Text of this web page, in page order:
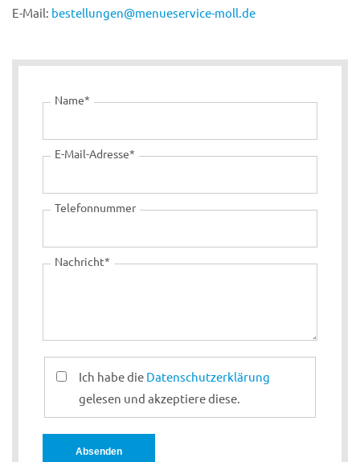
E-Mail: bestellungen@menueservice-moll.de
Pflichtfeld
Name*
Pflichtfeld
E-Mail-Adresse*
Telefonnummer
Pflichtfeld
Nachricht*
Ich habe die Datenschutzerklärung
gelesen und akzeptiere diese.
Absenden